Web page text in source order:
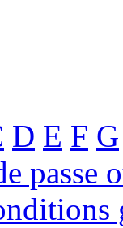
D E F G
passe